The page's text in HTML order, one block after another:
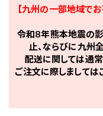
【九州の一部地域で
令和8年熊本地震の
止、ならびに九州
配送に関しては通常
ご注文に際しましては